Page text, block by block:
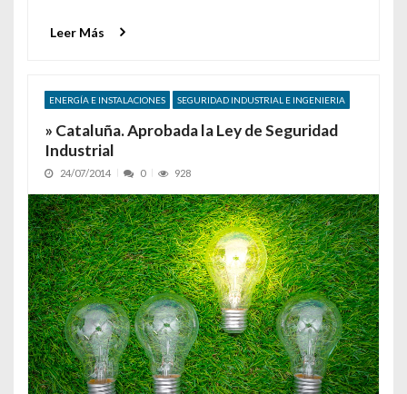
Leer Más
ENERGÍA E INSTALACIONES SEGURIDAD INDUSTRIAL E INGENIERIA
» Cataluña. Aprobada la Ley de Seguridad
Industrial
24/07/2014 0 928